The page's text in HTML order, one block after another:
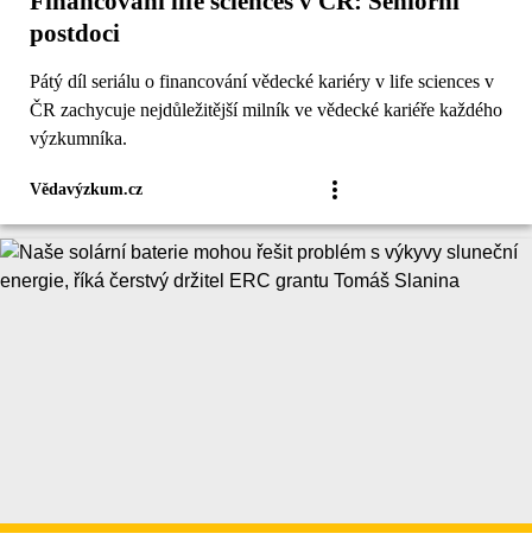
postdoci
Pátý díl seriálu o financování vědecké kariéry v life sciences v
ČR zachycuje nejdůležitější milník ve vědecké kariéře každého
výzkumníka.
Vědavýzkum.cz